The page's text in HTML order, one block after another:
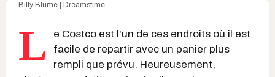
Billy Blume | Dreamstime
L e Costco est l'un de ces endroits où il est
facile de repartir avec un panier plus
rempli que prévu. Heureusement,